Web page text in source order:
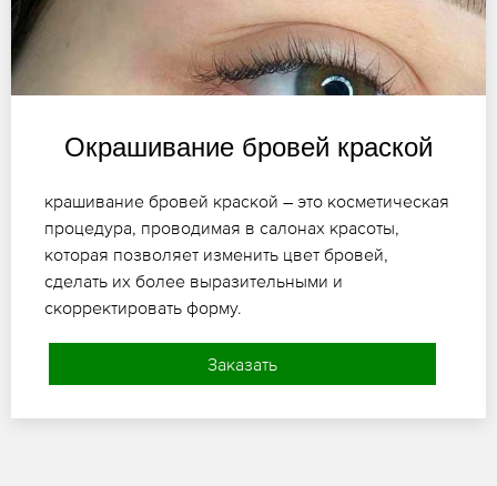
Окрашивание бровей краской
крашивание бровей краской – это косметическая
процедура, проводимая в салонах красоты,
которая позволяет изменить цвет бровей,
сделать их более выразительными и
скорректировать форму.
Заказать